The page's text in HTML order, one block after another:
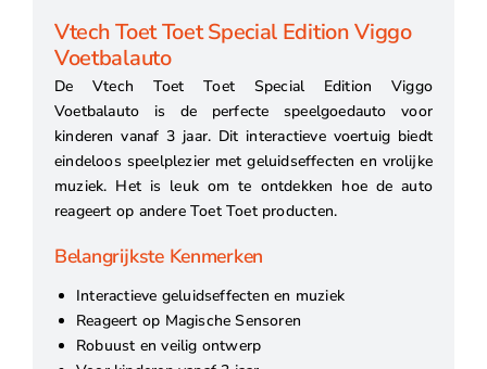
Vtech Toet Toet Special Edition Viggo
Voetbalauto
De Vtech Toet Toet Special Edition Viggo
Voetbalauto is de perfecte speelgoedauto voor
kinderen vanaf 3 jaar. Dit interactieve voertuig biedt
eindeloos speelplezier met geluidseffecten en vrolijke
muziek. Het is leuk om te ontdekken hoe de auto
reageert op andere Toet Toet producten.
Belangrijkste Kenmerken
Interactieve geluidseffecten en muziek
Reageert op Magische Sensoren
Robuust en veilig ontwerp